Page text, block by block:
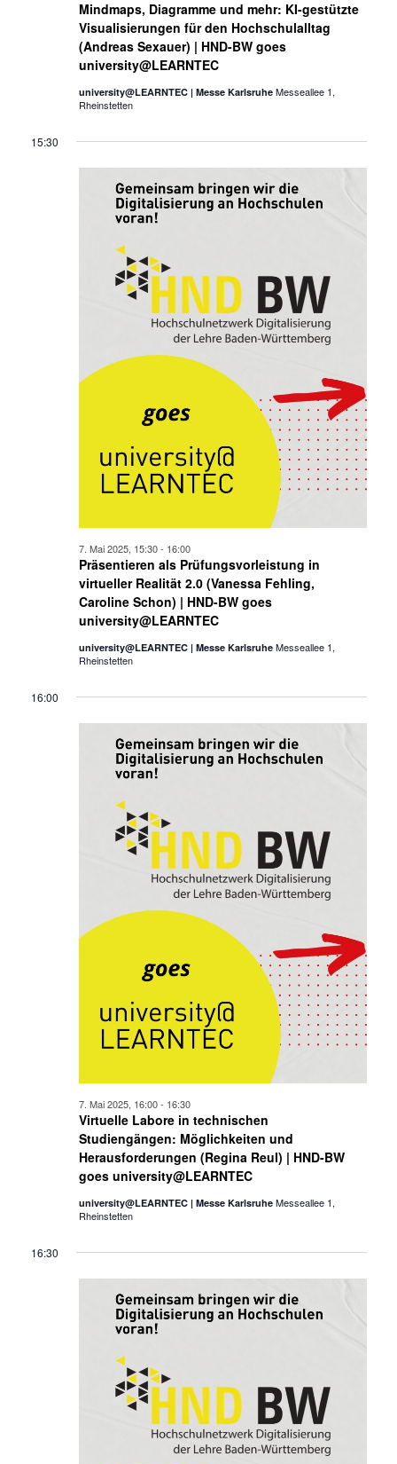
Mindmaps, Diagramme und mehr: KI-gestützte
Visualisierungen für den Hochschulalltag
(Andreas Sexauer) | HND-BW goes
university@LEARNTEC
university@LEARNTEC | Messe Karlsruhe Messeallee 1,
Rheinstetten
15:30
Präsentieren als Prüfungsvorleistung in
virtueller Realität 2.0 (Vanessa Fehling,
Caroline Schon) | HND-BW goes
university@LEARNTEC
7. Mai 2025, 15:30- 16:00
university@LEARNTEC | Messe Karlsruhe Messeallee 1,
Rheinstetten
16:00
Virtuelle Labore in technischen
Studiengängen: Möglichkeiten und
Herausforderungen (Regina Reul) | HND-BW
goes university@LEARNTEC
7. Mai 2025, 16:00- 16:30
university@LEARNTEC | Messe Karlsruhe Messeallee 1,
Rheinstetten
16:30